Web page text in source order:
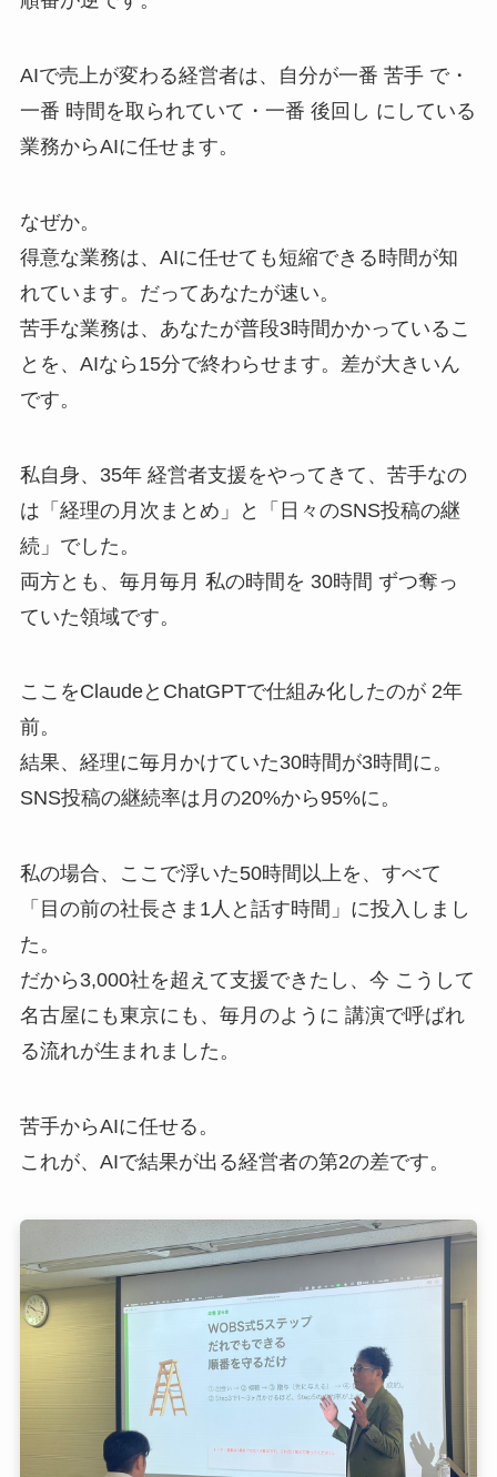
AIで売上が変わる経営者は、自分が一番 苦手 で・
一番 時間を取られていて・一番 後回し にしている
業務からAIに任せます。
なぜか。
得意な業務は、AIに任せても短縮できる時間が知
れています。だってあなたが速い。
苦手な業務は、あなたが普段3時間かかっているこ
とを、AIなら15分で終わらせます。差が大きいん
です。
私自身、35年 経営者支援をやってきて、苦手なの
は「経理の月次まとめ」と「日々のSNS投稿の継
続」でした。
両方とも、毎月毎月 私の時間を 30時間 ずつ奪っ
ていた領域です。
ここをClaudeとChatGPTで仕組み化したのが 2年
前。
結果、経理に毎月かけていた30時間が3時間に。
SNS投稿の継続率は月の20%から95%に。
私の場合、ここで浮いた50時間以上を、すべて
「目の前の社長さま1人と話す時間」に投入しまし
た。
だから3,000社を超えて支援できたし、今 こうして
名古屋にも東京にも、毎月のように 講演で呼ばれ
る流れが生まれました。
苦手からAIに任せる。
これが、AIで結果が出る経営者の第2の差です。